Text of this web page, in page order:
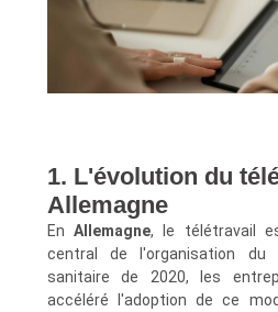
1. L'évolution du
Allemagne
En Allemagne, le télétravail
central de l'organisation
sanitaire de 2020, les
accéléré l'adoption de ce